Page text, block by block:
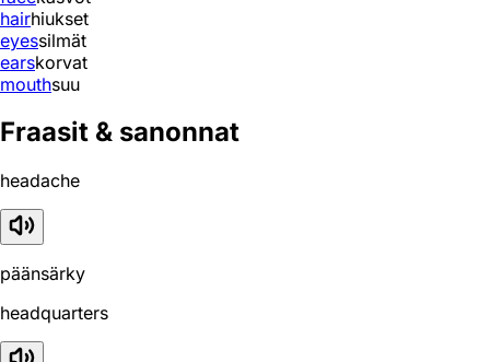
hairhiukset
eyessilmät
earskorvat
mouthsuu
Fraasit & sanonnat
headache
päänsärky
headquarters